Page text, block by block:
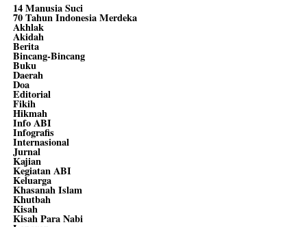
14 Manusia Suci
70 Tahun Indonesia Merdeka
Akhlak
Akidah
Berita
Bincang-Bincang
Buku
Daerah
Doa
Editorial
Fikih
Hikmah
Info ABI
Infografis
Internasional
Jurnal
Kajian
Kegiatan ABI
Keluarga
Khasanah Islam
Khutbah
Kisah
Kisah Para Nabi